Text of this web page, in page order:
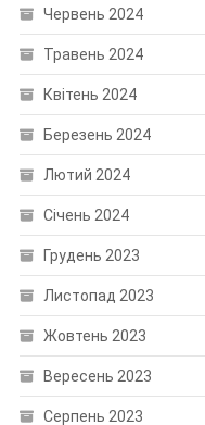
Червень 2024
Травень 2024
Квітень 2024
Березень 2024
Лютий 2024
Січень 2024
Грудень 2023
Листопад 2023
Жовтень 2023
Вересень 2023
Серпень 2023